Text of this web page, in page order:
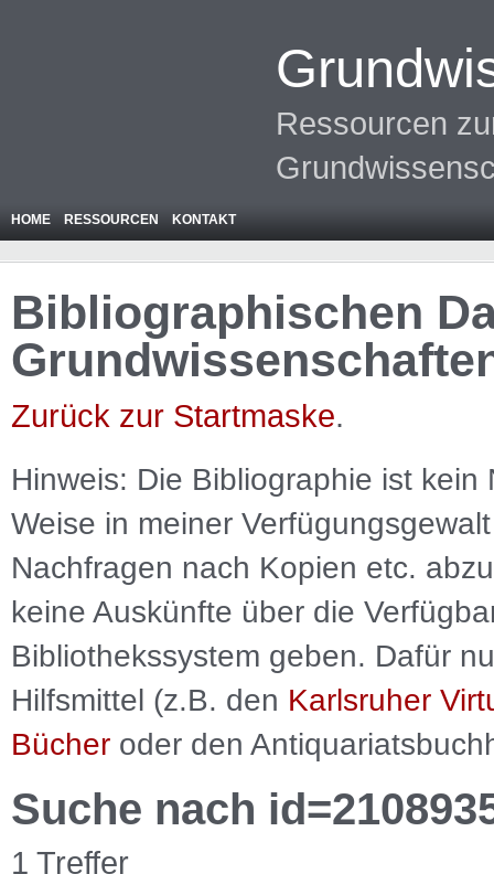
Ressourcen
HOME RESSOURCEN KONTAKT
Bibliographischen
Zurück zur Startmaske.
Hinweis: Die Bibliographie ist kein
Weise in meiner
Nachfragen nach Kopien etc.
keine Auskünfte über die
Bibliothekssystem geben. Dafür
Hilfsmittel (z.B. den Karlsruher
Bücher oder den
Suche nach
1 Treffer